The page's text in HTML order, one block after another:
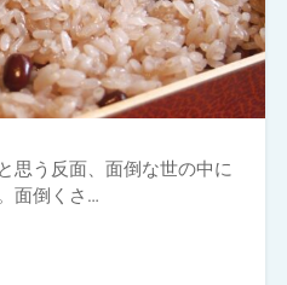
思う反面、面倒な世の中に
面倒くさ…